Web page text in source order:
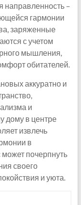
направленность –
гармонии
заряженные
с учетом
мышления,
обитателей.
аккуратно и
и
дому в центре
извлечь
в
почерпнуть
своего
и уюта.